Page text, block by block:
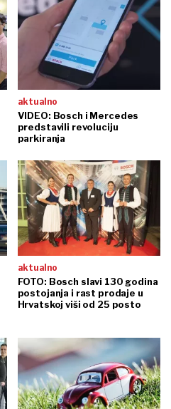
aktualno
VIDEO: Bosch i Mercedes
predstavili revoluciju
parkiranja
aktualno
FOTO: Bosch slavi 130 godina
postojanja i rast prodaje u
Hrvatskoj viši od 25 posto